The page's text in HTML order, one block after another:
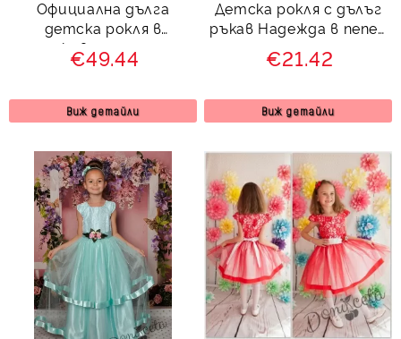
Официална дълга
детска рокля в
прасковено с тюл и
коланче отзад 212 ПП
€49.44
Виж детайли
Детска рокля с дълъг
ръкав Надежда в пепел
от рози с тюл
€21.42
Виж детайли